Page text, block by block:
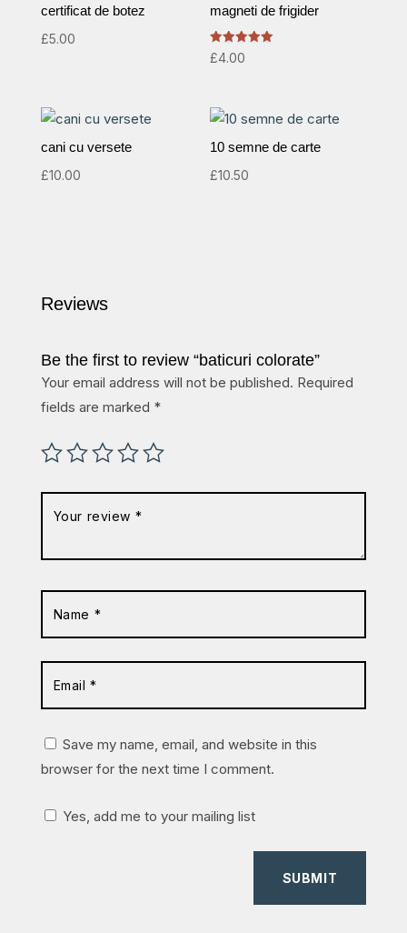
certificat de botez
£5.00
magneti de frigider
Rated
5.00
£4.00
cani cu versete
£10.00
10 semne de carte
£10.50
Reviews
Be the first to review “baticuri colorate”
Your email address will not be published. Required
fields are marked *
Save my name, email, and website in this
browser for the next time I comment.
Yes, add me to your mailing list
SUBMIT